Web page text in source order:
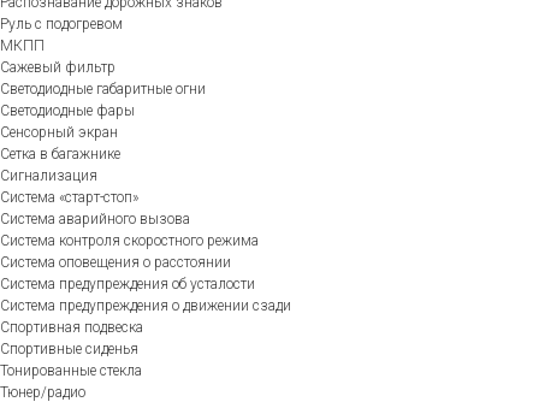
Руль с подогревом
МКПП
Сажевый фильтр
Светодиодные габаритные огни
Светодиодные фары
Сенсорный экран
Сетка в багажнике
Сигнализация
Система «старт-стоп»
Система аварийного вызова
Система контроля скоростного режима
Система оповещения о расстоянии
Система предупреждения об усталости
Система предупреждения о движении сзади
Спортивная подвеска
Спортивные сиденья
Тонированные стекла
Тюнер/радио